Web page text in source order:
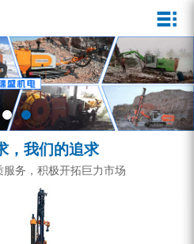
企业文化
发展历程
资质荣誉
宣传视频
公司新闻
行业动态
ZEGA一体式潜孔钻机
ZEGA地下掘进台车
ZEGA小型一体式露天钻机
ZEGA全液压顶锤钻机
服务介绍
服务中心
营销网络
，我们的追求
服务，积极开拓巨力市场